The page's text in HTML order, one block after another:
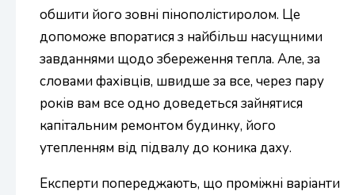
обшити його зовні пінополістиролом. Це
допоможе впоратися з найбільш насущними
завданнями щодо збереження тепла. Але, за
словами фахівців, швидше за все, через пару
років вам все одно доведеться зайнятися
капітальним ремонтом будинку, його
утепленням від підвалу до коника даху.
Експерти попереджають, що проміжні варіанти